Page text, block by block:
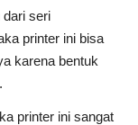
dari seri
printer ini bisa
karena bentuk
printer ini sangat